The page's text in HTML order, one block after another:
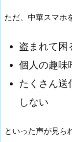
ただ、中華スマホ
盗まれて困
個人の趣味
たくさん送
しない
といった声が見ら